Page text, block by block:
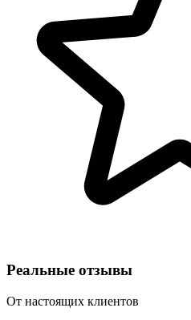
Реальные отзывы
От настоящих клиентов